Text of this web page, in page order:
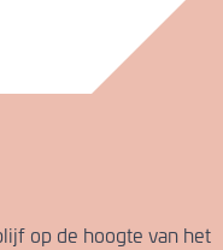
op de hoogte van het